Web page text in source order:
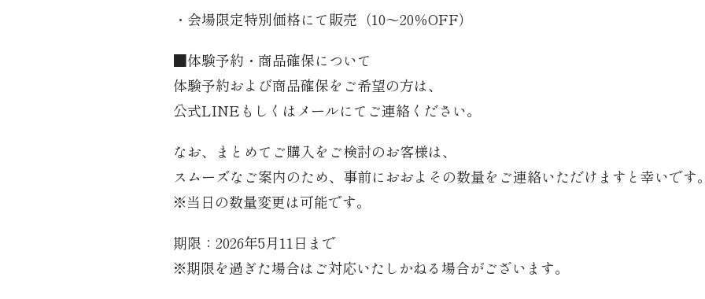
・会場限定特別価格にて販売（10〜20％OFF）
■体験予約・商品確保について
体験予約および商品確保をご希望の方は、
公式LINEもしくはメールにてご連絡ください。
なお、まとめてご購入をご検討のお客様は、
スムーズなご案内のため、事前におおよその数量をご連絡いただけますと幸いです。
※当日の数量変更は可能です。
期限：2026年5月11日まで
※期限を過ぎた場合はご対応いたしかねる場合がございます。